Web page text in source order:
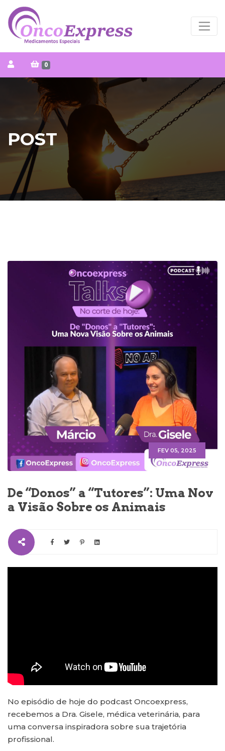
0
POST
FEV 05, 2025
De “Donos” a “Tutores”: Uma Nov
a Visão Sobre os Animais
No episódio de hoje do podcast Oncoexpress,
recebemos a Dra. Gisele, médica veterinária, para
uma conversa inspiradora sobre sua trajetória
profissional.